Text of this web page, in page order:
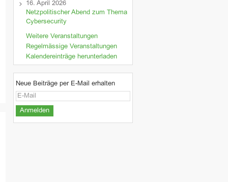
16. April 2026
Netzpolitischer Abend zum Thema
Cybersecurity
Weitere Veranstaltungen
Regelmässige Veranstaltungen
Kalendereinträge herunterladen
Neue Beiträge per E-Mail erhalten